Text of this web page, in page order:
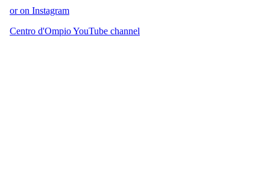
or on Instagram
Centro d'Ompio YouTube channel